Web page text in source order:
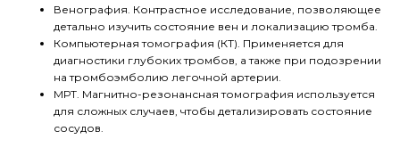
Венография. Контрастное исследование, позволяющее
детально изучить состояние вен и локализацию тромба.
Компьютерная томография (КТ). Применяется для
диагностики глубоких тромбов, а также при подозрении
на тромбоэмболию легочной артерии.
МРТ. Магнитно-резонансная томография используется
для сложных случаев, чтобы детализировать состояние
сосудов.